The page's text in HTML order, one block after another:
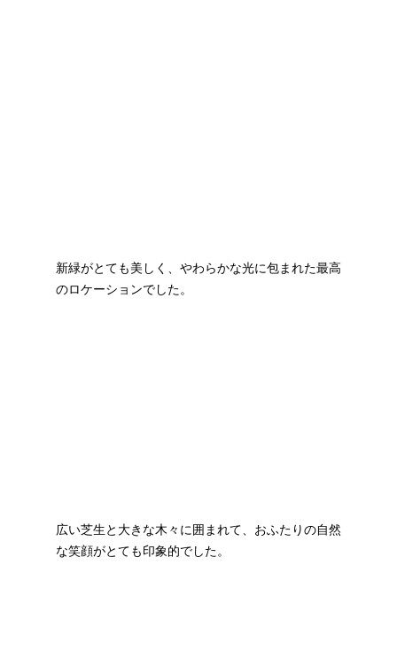
新緑がとても美しく、やわらかな光に包まれた最高
のロケーションでした。
広い芝生と大きな木々に囲まれて、おふたりの自然
な笑顔がとても印象的でした。